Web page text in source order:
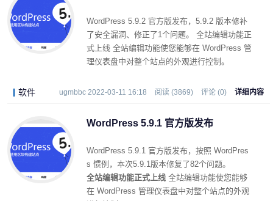
WordPress 5.9.2 官方版发布，5.9.2 版本修补
了安全漏洞、修正了1个问题。 全站编辑功能正
式上线 全站编辑功能使您能够在 WordPress 管
理仪表盘中对整个站点的外观进行控制。
软件 ugmbbc 2022-03-11 16:18 阅读 (3869) 评论 (0) 详细内容
WordPress 5.9.1 官方版发布
WordPress 5.9.1 官方版发布，按照 WordPres
s 惯例，本次5.9.1版本修复了82个问题。
全站编辑功能正式上线 全站编辑功能使您能够
在 WordPress 管理仪表盘中对整个站点的外观